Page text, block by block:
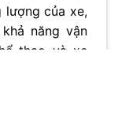
của xe,
năng vận
thao và xe
xe.